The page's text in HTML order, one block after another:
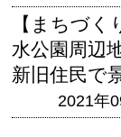
【まちづ
水公園周辺
新旧住民で
2021年